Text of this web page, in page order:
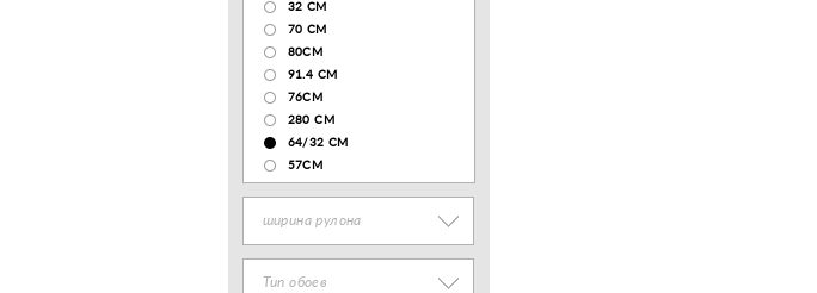
32 СМ
70 CM
80СМ
91.4 СМ
76СМ
280 СМ
64/32 СМ
57СМ
ширина рулона
Тип обоев